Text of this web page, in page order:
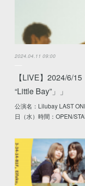
2024.04.11 09:00
【LIVE】2024/6/
“Little Bay”」」
公演名：Lilubay LAST
日（水）時間：OPEN/